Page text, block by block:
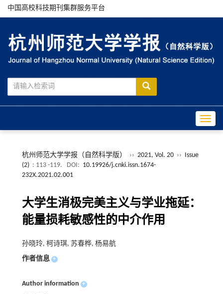
中国高校科技期刊集群服务平台
杭州师范大学学报（自然科学版） ›› 2021, Vol. 20 ›› Issue
(2) : 113 -119. DOI: 10.19926/j.cnki.issn.1674-
232X.2021.02.001
大学生消极完美主义与学业拖延：
能量损耗敏感性的中介作用
孙晓玲, 柯诗琪, 苏春桦, 杨易航
作者信息 +
Author information +